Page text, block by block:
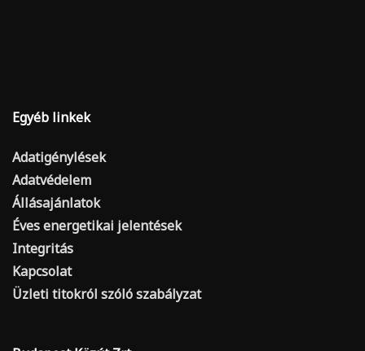
Egyéb linkek
Adatigénylések
Adatvédelem
Állásajánlatok
Éves energetikai jelentések
Integritás
Kapcsolat
Üzleti titokról szóló szabályzat